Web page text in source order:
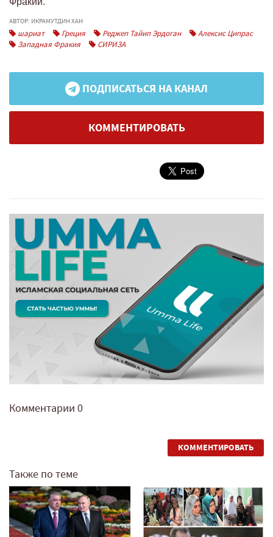
АВТОР: ИКРАМУТДИН ХАН
шариат Греция Реджеп Тайип Эрдоган
Алексис Ципрас
Западная Фракия
СИРИЗА
ПОДПИСАТЬСЯ НА КАНАЛ
КОММЕНТИРОВАТЬ
Комментарии 0
КОММЕНТИРОВАТЬ
Также по теме